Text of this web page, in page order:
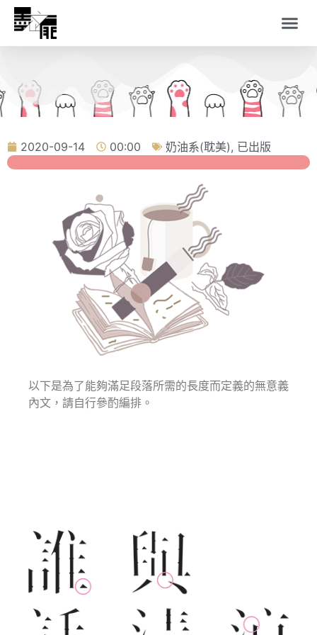
2020-09-14 00:00 奶油系(耽美), 已出版
以下是為了能夠滿足段落所需的長度而定義的無意義
內文，請自行參酌編排。